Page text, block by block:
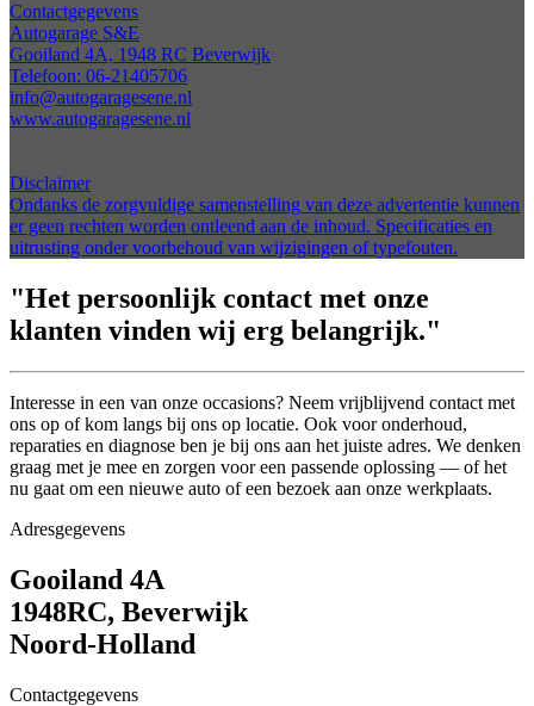
Contactgegevens
Autogarage S&E
Gooiland 4A, 1948 RC Beverwijk
Telefoon: 06-21405706
info@autogaragesene.nl
www.autogaragesene.nl
Disclaimer
Ondanks de zorgvuldige samenstelling van deze advertentie kunnen
er geen rechten worden ontleend aan de inhoud. Specificaties en
uitrusting onder voorbehoud van wijzigingen of typefouten.
"Het persoonlijk contact met onze
klanten vinden wij erg belangrijk."
Interesse in een van onze occasions? Neem vrijblijvend contact met
ons op of kom langs bij ons op locatie. Ook voor onderhoud,
reparaties en diagnose ben je bij ons aan het juiste adres. We denken
graag met je mee en zorgen voor een passende oplossing — of het
nu gaat om een nieuwe auto of een bezoek aan onze werkplaats.
Adresgegevens
Gooiland 4A
1948RC, Beverwijk
Noord-Holland
Contactgegevens